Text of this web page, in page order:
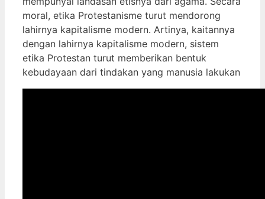
moral, etika Protestanisme turut mendorong
lahirnya kapitalisme modern. Artinya, kaitannya
dengan lahirnya kapitalisme modern, sistem
etika Protestan turut memberikan bentuk
kebudayaan dari tindakan yang manusia lakukan